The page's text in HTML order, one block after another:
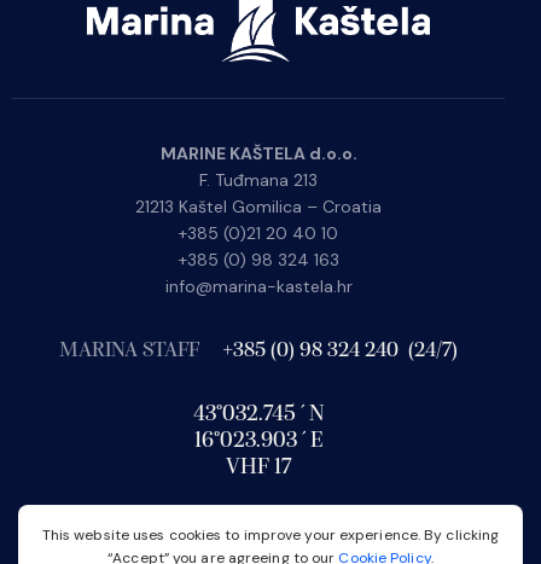
MARINE KAŠTELA d.o.o.
F. Tuđmana 213
21213 Kaštel Gomilica – Croatia
+385 (0)21 20 40 10
+385 (0) 98 324 163
info@marina-kastela.hr
MARINA STAFF +385 (0) 98 324 240 (24/7)
43°032.745´N
16°023.903´E
VHF 17